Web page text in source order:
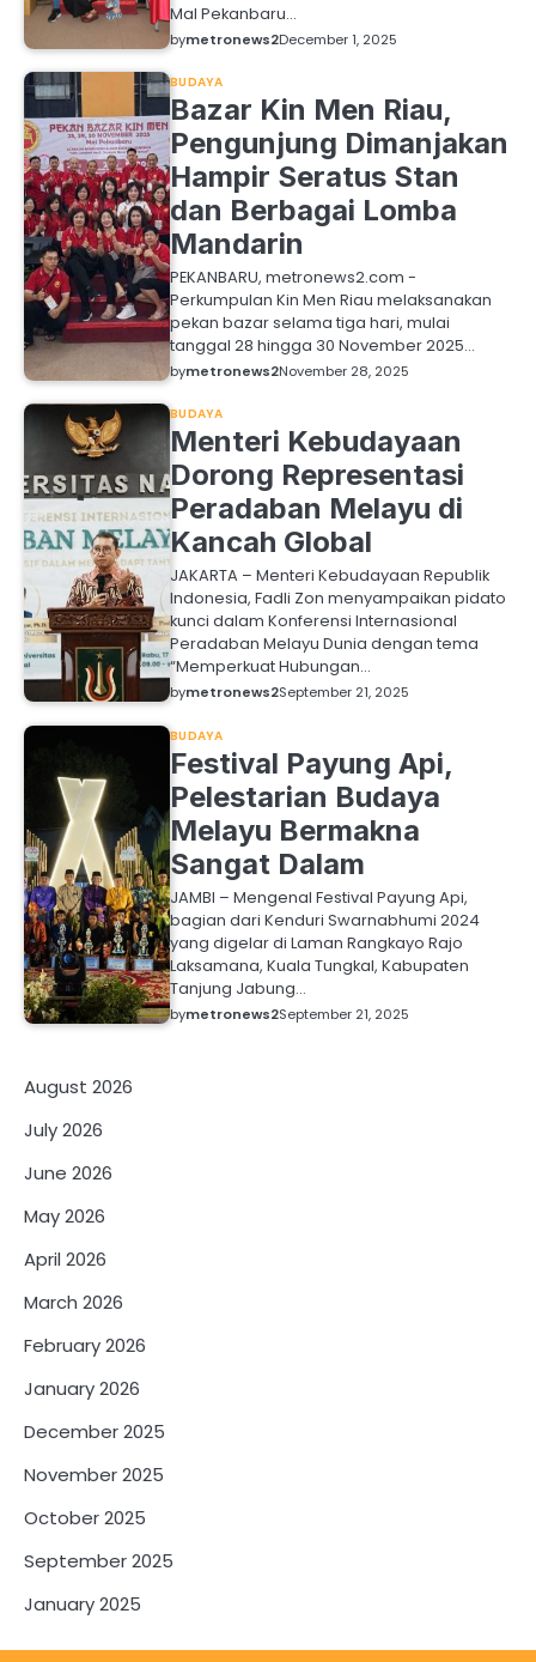
Mal Pekanbaru…
bymetronews2December 1, 2025
BUDAYA
Bazar Kin Men Riau,
Pengunjung Dimanjakan
Hampir Seratus Stan
dan Berbagai Lomba
Mandarin
PEKANBARU, metronews2.com -
Perkumpulan Kin Men Riau melaksanakan
pekan bazar selama tiga hari, mulai
tanggal 28 hingga 30 November 2025…
bymetronews2November 28, 2025
BUDAYA
Menteri Kebudayaan
Dorong Representasi
Peradaban Melayu di
Kancah Global
JAKARTA – Menteri Kebudayaan Republik
Indonesia, Fadli Zon menyampaikan pidato
kunci dalam Konferensi Internasional
Peradaban Melayu Dunia dengan tema
“Memperkuat Hubungan…
bymetronews2September 21, 2025
BUDAYA
Festival Payung Api,
Pelestarian Budaya
Melayu Bermakna
Sangat Dalam
JAMBI – Mengenal Festival Payung Api,
bagian dari Kenduri Swarnabhumi 2024
yang digelar di Laman Rangkayo Rajo
Laksamana, Kuala Tungkal, Kabupaten
Tanjung Jabung…
bymetronews2September 21, 2025
August 2026
July 2026
June 2026
May 2026
April 2026
March 2026
February 2026
January 2026
December 2025
November 2025
October 2025
September 2025
January 2025